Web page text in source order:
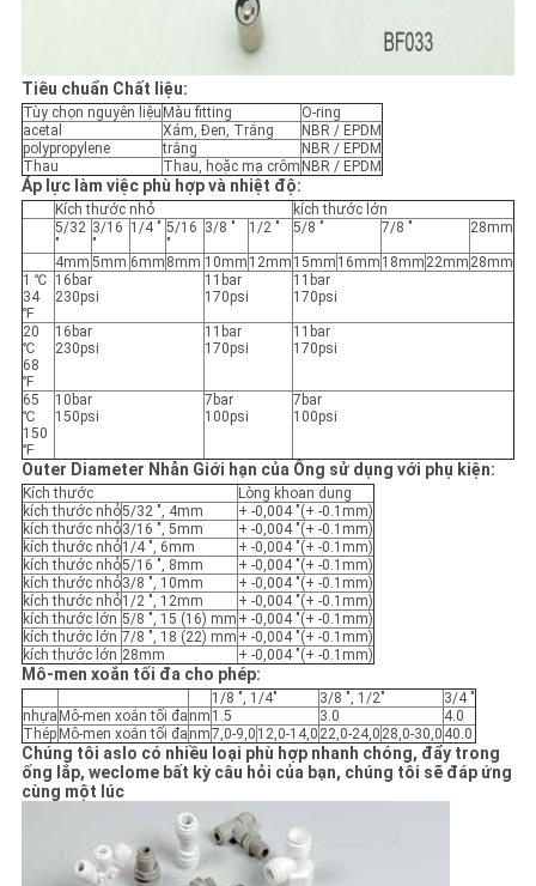
Tiêu chuẩn Chất liệu:
Tùy chọn nguyên liệu Màu fitting
O-ring
acetal
Xám, Đen, Trắng
NBR / EPDM
polypropylene
trắng
NBR / EPDM
Thau
Thau, hoặc mạ crôm NBR / EPDM
Áp lực làm việc phù hợp và nhiệt độ:
Kích thước nhỏ
kích thước lớn
5/32
"
3/16
"
1/4 " 5/16
"
3/8 " 1/2 " 5/8 " 7/8 " 28mm
4mm 5mm 6mm 8mm 10mm 12mm 15mm 16mm 18mm 22mm 28mm
1 ℃
34
℉
16bar
230psi
11bar
170psi
11bar
170psi
20
℃
68
℉
16bar
230psi
11bar
170psi
11bar
170psi
65
℃
150
℉
10bar
150psi
7bar
100psi
7bar
100psi
Outer Diameter Nhẫn Giới hạn của Ống sử dụng với phụ kiện:
Kích thước
Lòng khoan dung
kích thước nhỏ5/32 ", 4mm
+ -0,004 "(+ -0.1mm)
kích thước nhỏ3/16 ", 5mm
+ -0,004 "(+ -0.1mm)
kích thước nhỏ1/4 ", 6mm
+ -0,004 "(+ -0.1mm)
kích thước nhỏ5/16 ", 8mm
+ -0,004 "(+ -0.1mm)
kích thước nhỏ3/8 ", 10mm
+ -0,004 "(+ -0.1mm)
kích thước nhỏ1/2 ", 12mm
+ -0,004 "(+ -0.1mm)
kích thước lớn 5/8 ", 15 (16) mm + -0,004 "(+ -0.1mm)
kích thước lớn 7/8 ", 18 (22) mm + -0,004 "(+ -0.1mm)
kích thước lớn 28mm + -0,004 "(+ -0.1mm)
Mô-men xoắn tối đa cho phép:
1/8 ", 1/4" 3/8 ", 1/2"
3/4 "
nhựa Mô-men xoắn tối đa nm 1.5 3.0
4.0
Thép Mô-men xoắn tối đa nm7,0-9,0 12,0-14,0 22,0-24,0 28,0-30,0 40.0
Chúng tôi aslo có nhiều loại phù hợp nhanh chóng, đẩy trong
ống lắp, weclome bất kỳ câu hỏi của bạn, chúng tôi sẽ đáp ứng
cùng một lúc